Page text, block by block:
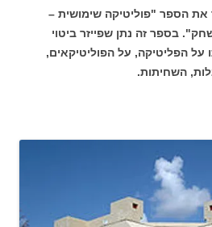
שפייזר את הספר "פוליטיקה שימושית –
בספר זה נתן שפייזר ביטוי
על הפליטיקה, על הפוליטיקאים,
השחיתות.